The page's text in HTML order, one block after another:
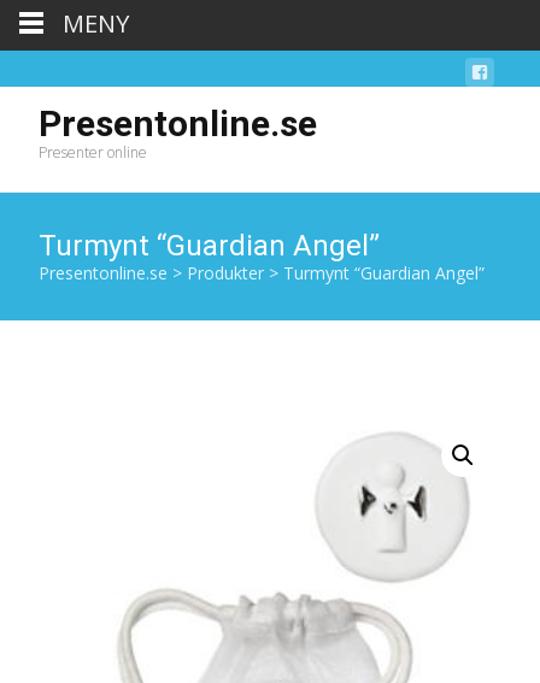
Presentonline.se
Presenter online
Turmynt “Guardian Angel”
Presentonline.se > Produkter > Turmynt “Guardian Angel”
MENY